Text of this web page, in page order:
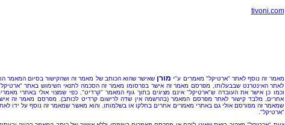
tivoni.com
מאמר זה נוסף לאתר "ארטיקל" מאמרים ע"י מורן שאישר שהוא הכותב של מאמר זה ושהקישור בסיום המאמר
לאתר האינטרנט שבבעלותו, מפרסם מאמר זה אישר בפרסומו מאמר זה הסכמה לתנאי השימוש באתר
וכמו כן אישר את העובדה ש"ארטיקל" אינם מציגים בתוך גוף המאמר "קרדיט", כפי שמצוי אולי באתרי
אחרים, מלבד קישור לאתר מפרסם המאמר (בהרשמה אין שדה לרישום קרדיט לכותב). מפרסם מאמר זה
שמאמר זה מפורסם אולי גם באתרי מאמרים אחרים בחלקו או בשלמותו, והוא מאשר שמאמר זה נוסף על ידו
"ארטיקל".